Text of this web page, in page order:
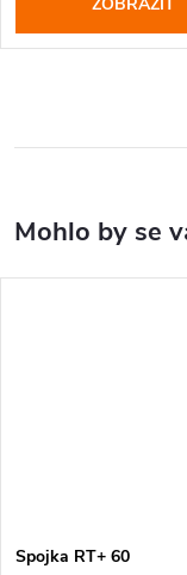
ZOBRAZIT
Spojka RT+ 60